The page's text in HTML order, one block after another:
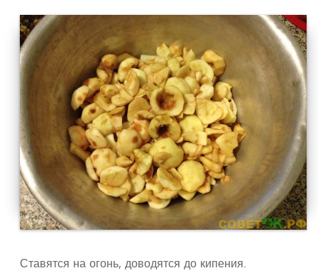
Ставятся на огонь, доводятся до кипения.